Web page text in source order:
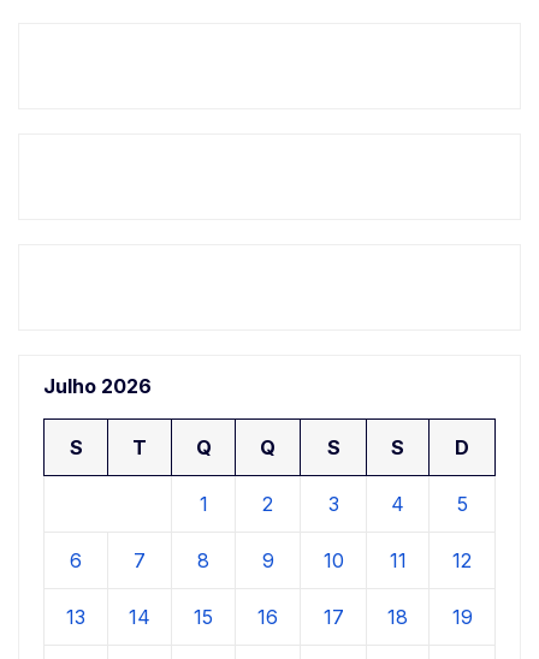
Julho 2026
S T Q Q S S D
1 2 3 4 5
6 7 8 9 10 11 12
13 14 15 16 17 18 19